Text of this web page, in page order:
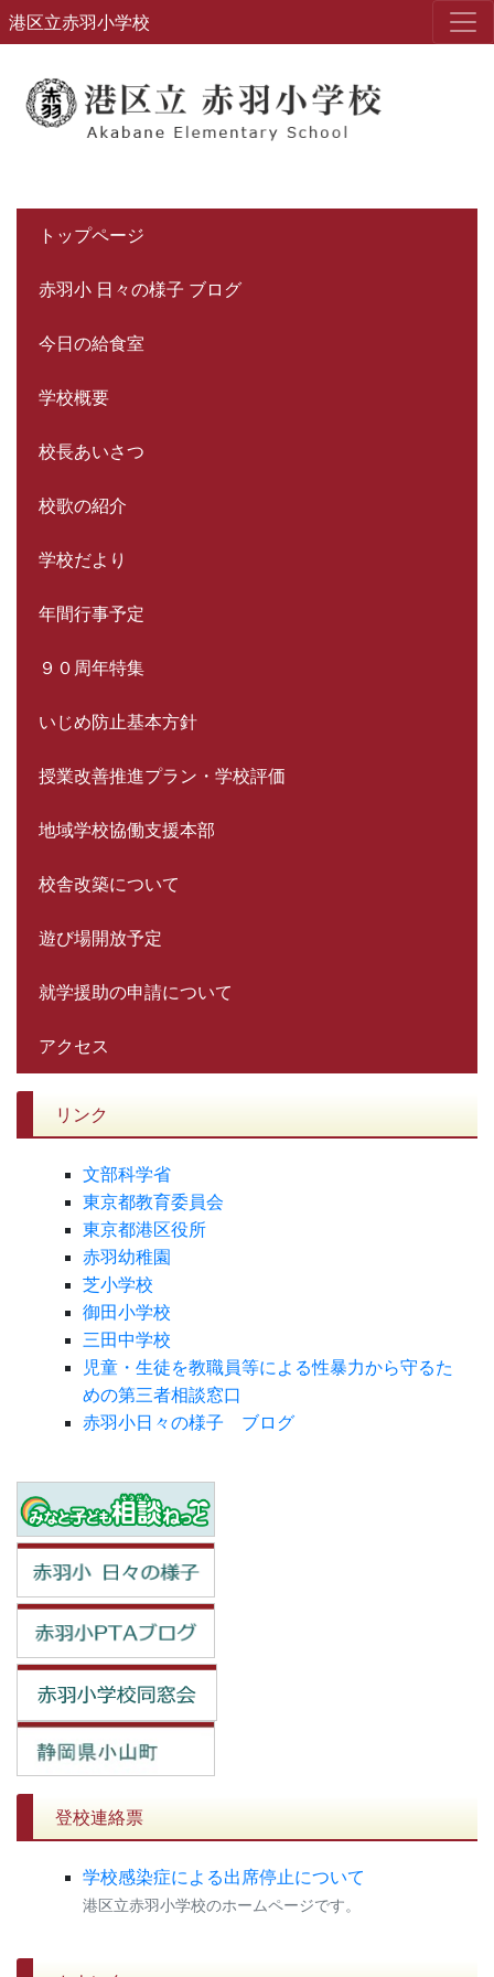
港区立赤羽小学校
トップページ
赤羽小 日々の様子 ブログ
今日の給食室
学校概要
校長あいさつ
校歌の紹介
学校だより
年間行事予定
９０周年特集
いじめ防止基本方針
授業改善推進プラン・学校評価
地域学校協働支援本部
校舎改築について
遊び場開放予定
就学援助の申請について
アクセス
リンク
文部科学省
東京都教育委員会
東京都港区役所
赤羽幼稚園
芝小学校
御田小学校
三田中学校
児童・生徒を教職員等による性暴力から守るた
めの第三者相談窓口
赤羽小日々の様子 ブログ
登校連絡票
学校感染症による出席停止について
港区立赤羽小学校のホームページです。